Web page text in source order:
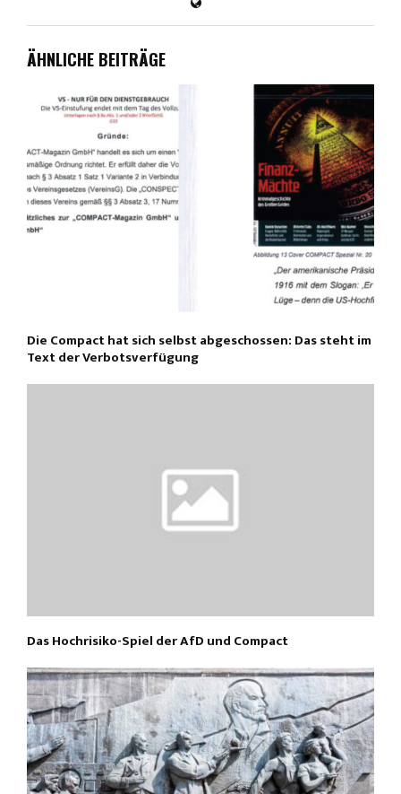
ÄHNLICHE BEITRÄGE
Die Compact hat sich selbst abgeschossen: Das steht im
Text der Verbotsverfügung
Das Hochrisiko-Spiel der AfD und Compact